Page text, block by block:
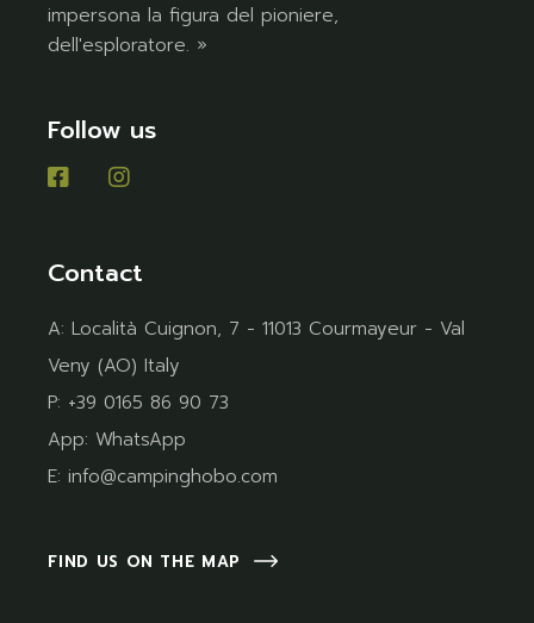
impersona la figura del pioniere,
dell'esploratore. »
Follow us
Contact
A:Località Cuignon, 7 - 11013 Courmayeur - Val
Veny (AO) Italy
P: +39 0165 86 90 73
App: WhatsApp
E:info@campinghobo.com
FIND US ON THE MAP